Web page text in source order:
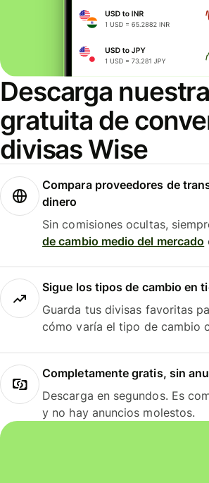
Descarga
gratuita de
divisas Wise
Compara proveedores de
dinero
Sin comisiones ocultas,
de cambio medio del mercado
Sigue los tipos de cambio en
Guarda tus divisas favoritas
cómo varía el tipo de cambio
Completamente gratis, sin
Descarga en segundos. Es
y no hay anuncios molestos.